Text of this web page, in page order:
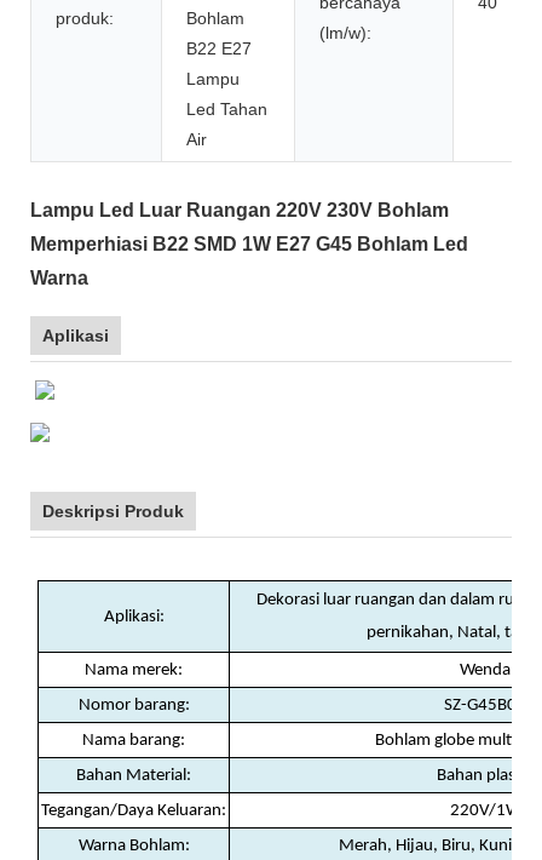
produk:
Bohlam
B22 E27
Lampu
Led Tahan
Air
(lm/w):
Lampu Led Luar Ruangan 220V 230V Bohlam
Memperhiasi B22 SMD 1W E27 G45 Bohlam Led
Warna
Aplikasi
Deskripsi Produk
Aplikasi:
Dekorasi luar ruangan dan dalam
pernikahan, Natal,
Nama merek:
Wenda
Nomor barang:
SZ-G45B02
Nama barang:
Bohlam globe
Bahan Material:
Bahan plastik
Tegangan/Daya Keluaran:
220V/1W
Warna Bohlam:
Merah, Hijau, Biru, Kuning,